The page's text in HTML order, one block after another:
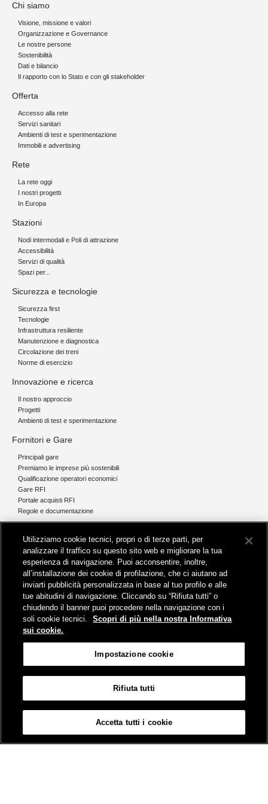
Chi siamo
Visione, missione e valori
Organizzazione e Governance
Le nostre persone
Sostenibilità
Dati e bilancio
Il rapporto con lo Stato e con gli stakeholder
Offerta
Accesso alla rete
Servizi sanitari
Ambienti di test e sperimentazione
Immobili e advertising
Rete
La rete oggi
I nostri progetti
In Europa
Stazioni
Nodi intermodali e Poli di attrazione
Accessibilità
Servizi di qualità
Spazi per...
Sicurezza e tecnologie
Sicurezza first
Tecnologie
Infrastruttura resiliente
Manutenzione e diagnostica
Circolazione dei treni
Norme di esercizio
Innovazione e ricerca
Il nostro approccio
Progetti
Ambienti di test e sperimentazione
Fornitori e Gare
Principali gare
Premiamo le imprese più sostenibili
Qualificazione operatori economici
Gare RFI
Portale acquisti RFI
Regole e documentazione
Comunicati stampa e news
Novità on line
Infomobilità
Feed - RSS
Protezione dati
Informativa sui Cookies Partita Iva 01008081000
Utilizziamo cookie tecnici, propri o di terze parti, per
analizzare il traffico su questo sito web e migliorare la tua
esperienza di navigazione. Puoi acconsentire, inoltre,
all’installazione dei cookie di profilazione, che ci aiutano ad
inviarti pubblicità personalizzata in base al tuo profilo e alle
tue abitudini di navigazione. Cliccando su “Rifiuta tutti” o
chiudendo il banner puoi procedere nella navigazione con i
soli cookie tecnici.
Scopri di più nella nostra Informativa
sui cookie.
Impostazione cookie
Rifiuta tutti
Accetta tutti i cookie